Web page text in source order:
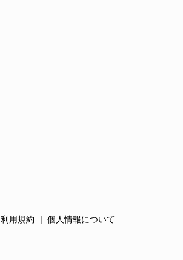
利用規約 個人情報について